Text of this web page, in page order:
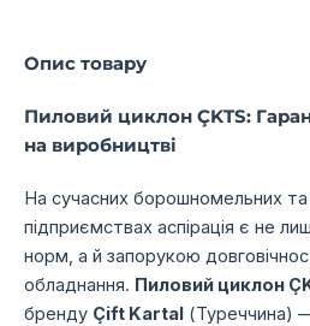
Опис товару
Пиловий циклон ÇKTS:
на виробництві
На сучасних борошномельних
підприємствах аспірація є не
норм, а й запорукою
обладнання. Пиловий циклон
бренду Çift Kartal (Туреччина)